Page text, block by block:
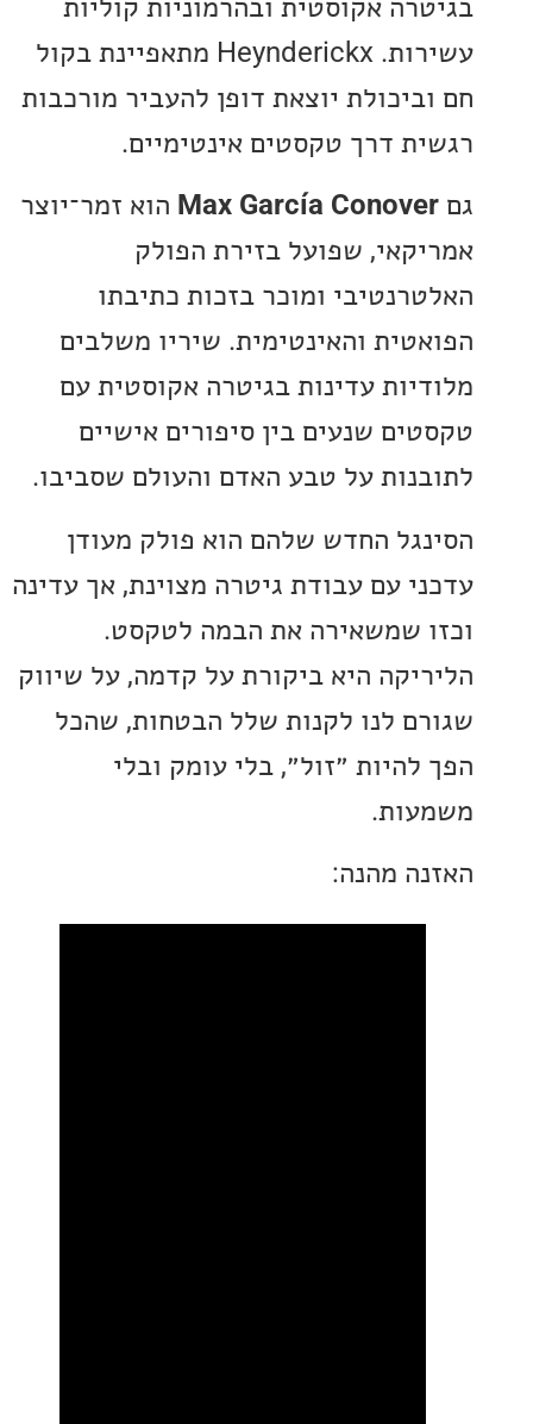
אקוסטית ובהרמוניות קוליות
עשירות. Heynderickx מתאפיינת בקול
יוצאת דופן להעביר מורכבות
דרך טקסטים אינטימיים.
Max Garcíaהוא זמר־יוצר
שפועל בזירת הפולק
ומוכר בזכות כתיבתו
והאינטימית. שיריו משלבים
עדינות בגיטרה אקוסטית עם
שנעים בין סיפורים אישיים
על טבע האדם והעולם שסביבו.
החדש שלהם הוא פולק מעודן
עם עבודת גיטרה מצוינת, אך עדינה
שמשאירה את הבמה לטקסט.
היא ביקורת על קדמה, על שיווק
לנו לקנות שלל הבטחות, שהכל
״זול״, בלי עומק ובלי
מהנה: